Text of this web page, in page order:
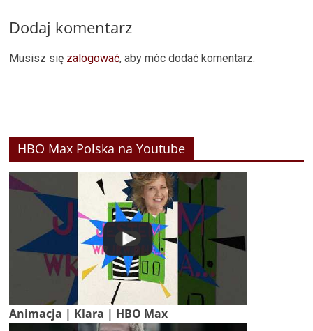
Dodaj komentarz
Musisz się zalogować, aby móc dodać komentarz.
HBO Max Polska na Youtube
Animacja | Klara | HBO Max